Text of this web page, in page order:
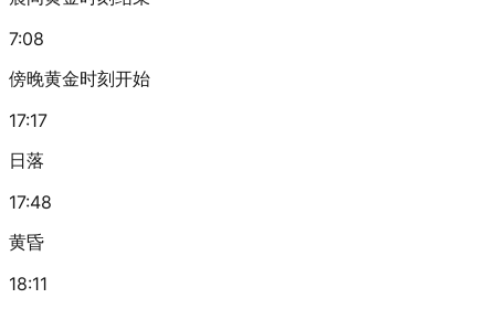
7:08
傍晚黄金时刻开始
17:17
日落
17:48
黄昏
18:11